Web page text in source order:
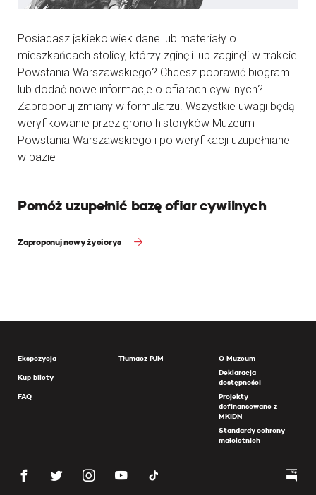
Posiadasz jakiekolwiek dane lub materiały o
mieszkańcach stolicy, którzy zginęli lub zaginęli w trakcie
Powstania Warszawskiego? Chcesz poprawić biogram
lub dodać nowe informacje o ofiarach cywilnych?
Zaproponuj zmiany w formularzu. Wszystkie uwagi będą
weryfikowanie przez grono historyków Muzeum
Powstania Warszawskiego i po weryfikacji uzupełniane
w bazie
Pomóż uzupełnić bazę ofiar cywilnych
Zaproponuj nowy życiorys
Ekspozycja
Kup bilety
FAQ
Tłumacz PJM
O Muzeum
Deklaracja
dostępności
Projekty
dofinansowane z
MKiDN
Standardy ochrony
małoletnich